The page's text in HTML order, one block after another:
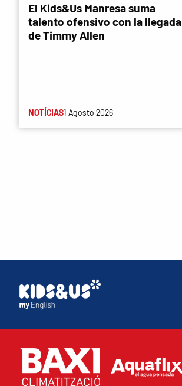
El Kids&Us Manresa suma
talento ofensivo con la llegada
de Timmy Allen
NOTÍCIAS1 Agosto 2026